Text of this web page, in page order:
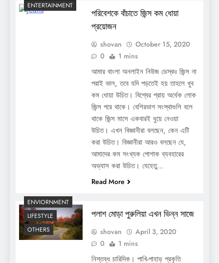
ENTERTAINMENT
পরিবেশকে বাঁচাতে জিন্স কম ধোয়া
প্রয়োজন
shovan
October 15, 2020
0
1 mins
আমার বাংলা অনলাইন নিউজ ডেস্কঃ জিন্স না
পরাই ভাল, তবে যদি পড়তেই হয় তাহলে খুব
কম ধোয়া উচিত। বিশ্বের প্রায় অর্ধেক লোক
জিন্স পরে থাকে। বেশিরভাগ সংস্থাগুলি বলে
থাকে জিন্স মাসে একবারই ধুয়ে নেওয়া
উচিত। এখন বিজ্ঞানীরা বলছেন, কেন এটি
করা উচিত। বিজ্ঞানীরা আরও বলছেন যে,
আমাদের কম সংখ্যক পোশাক ব্যবহারের
অভ্যাস করা উচিত। যেহেতু…
Read More
ENVIORNMENT
LIFESTYLE
OTHERS
পলাশ মোড়া পুরুলিয়া এখন ভিন্ন সাজে
shovan
April 3, 2020
0
1 mins
নিস্তব্ধ চারিদিক। পাখি-পাহাড় প্রকৃতি